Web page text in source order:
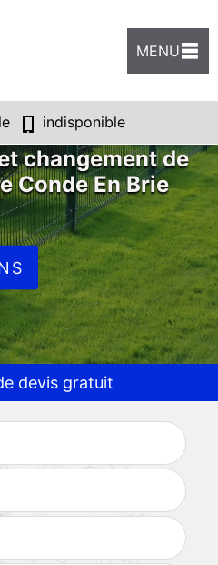
MENU
indisponible
changement de
Conde En Brie
devis gratuit